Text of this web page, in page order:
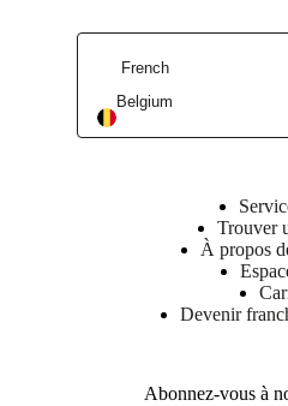
French
Belgium
Trouver
À propos
Devenir
Abonnez-vous à